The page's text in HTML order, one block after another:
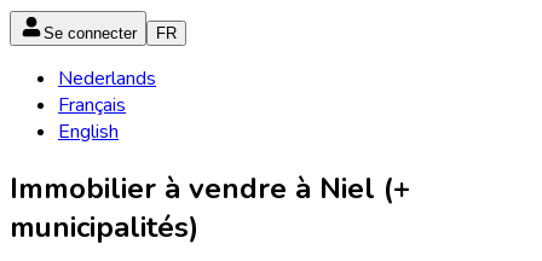
Se connecter FR
Nederlands
Français
English
Immobilier à vendre à Niel (+
municipalités)